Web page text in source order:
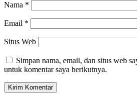
Nama *
Email *
Situs Web
Simpan nama, email, dan situs web
untuk komentar saya berikutnya.